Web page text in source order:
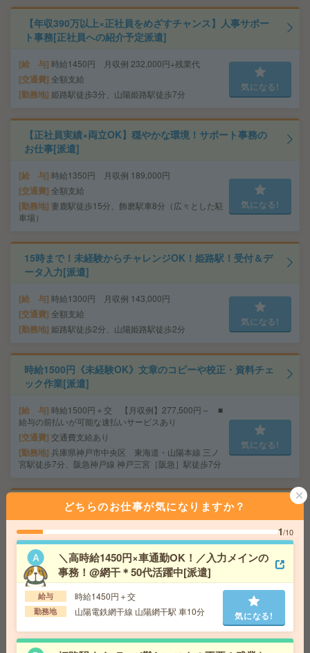
【年収390万以上×正社員をめざすチャンス】人事サポー
ト事務[正社員への紹介予定派遣]
給 与 時給1450円 月収例 232,000円+残業代
交通費 全額支給
勤務地 姫路駅徒歩3分、山陽姫路駅徒歩7分
気になる!
【正社員実績×両立OK】穏やかな環境！サポート事務の
お仕事[派遣]
給 与 時給1350円 月収例 189,000円
交通費 全額支給
勤務地 妻鹿駅徒歩15分、飾磨駅車8分（広々とした駐
車場）
気になる!
15時まで！未経験からチャレンジOK！姫路駅！受付＆デ
ータ入力[派遣]
給 与 時給1300円 月収例 143,000円
交通費 全額支給
勤務地 姫路駅徒歩2分、山陽姫路駅徒歩2分
気になる!
時給1500円《未経験OK》文章のコピーや校正・資料チェ
ック作業[派遣]
給 与 時給1500円＋交 【月収例】277,500円～ ■
給与の前払いが可能な速払いサービスあり
交通費 交通費支給あり
勤務地 兵庫県神戸市中央区 東海道・山陽本線 三ノ
宮駅徒歩7分、阪急神戸線 神戸三宮［阪急］駅徒歩7分
気になる!
＼8名募集／未経験OK！大手企業＊健康診断結果データ
チェック等[派遣]
給 与 時給1600円＋交 【月収例】316,000円～ ■
給与の前払いが可能な速払いサービスあり
交通費 交通費支給あり
勤務地 大阪府大阪市中央区 大阪メトロ御堂筋線 心
斎橋駅徒歩7分、大阪メトロ御堂筋線 本町駅徒歩7分
【高時給1730円】未経験OK＊残業なし！データ入力やチ
どちらのお仕事が気になりますか？
1/10
＼高時給1450円×車通勤OK！／入力メインの
事務！@網干＊50代活躍中[派遣]
給与 時給1450円＋交
勤務地 山陽電鉄網干線 山陽網干駅 車10分 気になる!